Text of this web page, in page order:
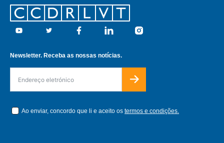
Footer
Youtube Twitter Facebook Linkedin Instagram
Newsletter. Receba as nossas notícias.
Ao enviar, concordo que li e aceito os termos e condições.